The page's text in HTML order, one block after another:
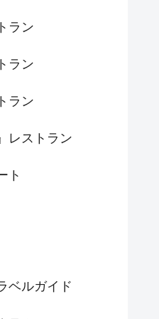
ラン
ラン
ラン
レストラン
ト
ベルガイド